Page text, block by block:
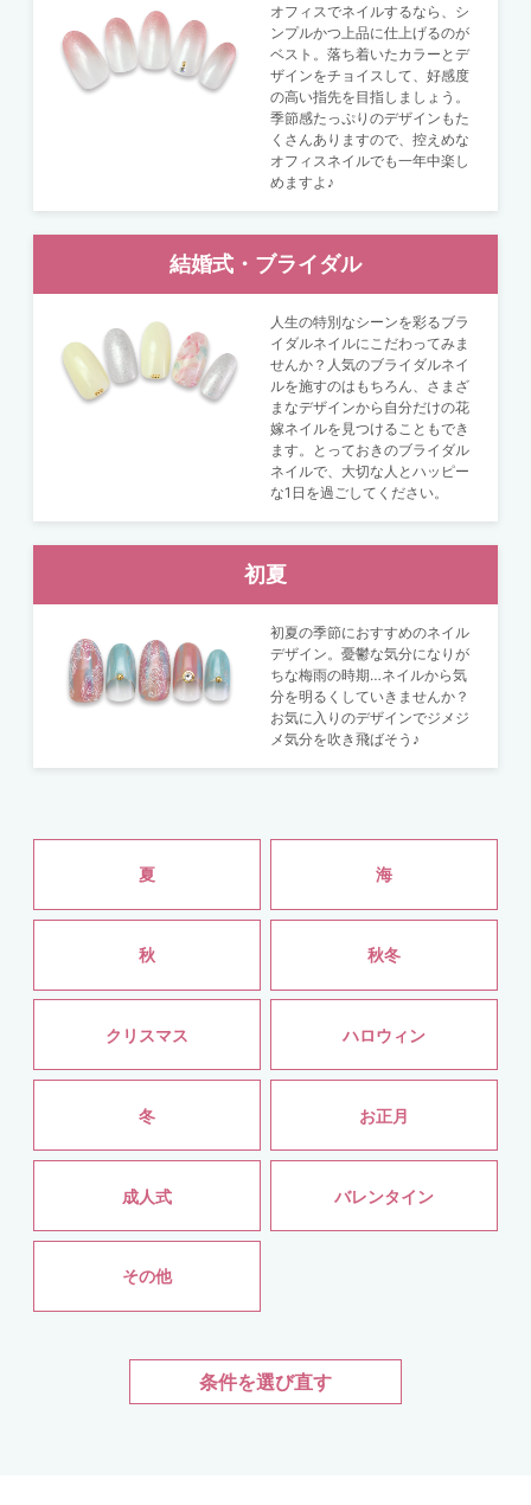
オフィスでネイルするなら、シ
ンプルかつ上品に仕上げるのが
ベスト。落ち着いたカラーとデ
ザインをチョイスして、好感度
の高い指先を目指しましょう。
季節感たっぷりのデザインもた
くさんありますので、控えめな
オフィスネイルでも一年中楽し
めますよ♪
結婚式・ブライダル
人生の特別なシーンを彩るブラ
イダルネイルにこだわってみま
せんか？人気のブライダルネイ
ルを施すのはもちろん、さまざ
まなデザインから自分だけの花
嫁ネイルを見つけることもでき
ます。とっておきのブライダル
ネイルで、大切な人とハッピー
な1日を過ごしてください。
初夏
初夏の季節におすすめのネイル
デザイン。憂鬱な気分になりが
ちな梅雨の時期…ネイルから気
分を明るくしていきませんか？
お気に入りのデザインでジメジ
メ気分を吹き飛ばそう♪
夏 海
秋 秋冬
クリスマス ハロウィン
冬 お正月
成人式 バレンタイン
その他
条件を選び直す